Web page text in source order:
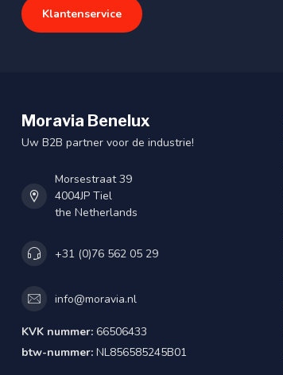
Klantenservice
Moravia Benelux
Uw B2B partner voor de industrie!
Morsestraat 39
4004JP Tiel
the Netherlands
+31 (0)76 562 05 29
info@moravia.nl
KVK nummer: 66506433
btw-nummer: NL856585245B01